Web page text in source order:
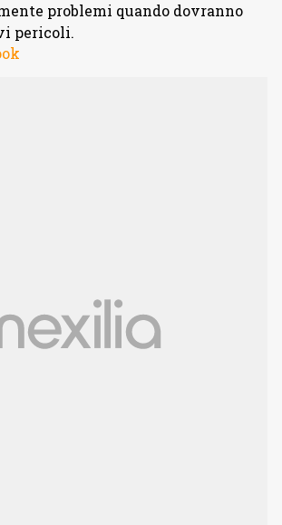
problemi quando dovranno
pericoli.